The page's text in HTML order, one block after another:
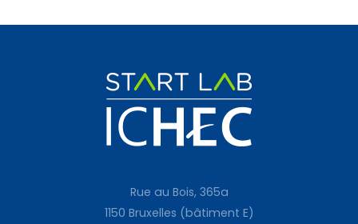
Rue au Bois, 365a
1150 Bruxelles (bâtiment E)